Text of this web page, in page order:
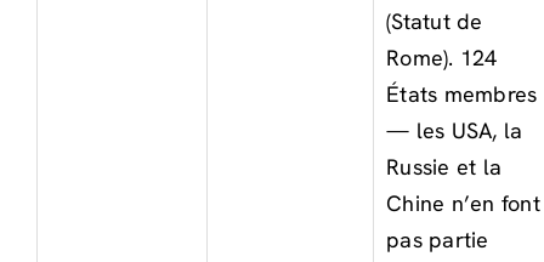
(Statut de
Rome). 124
États membres
— les USA, la
Russie et la
Chine n’en font
pas partie